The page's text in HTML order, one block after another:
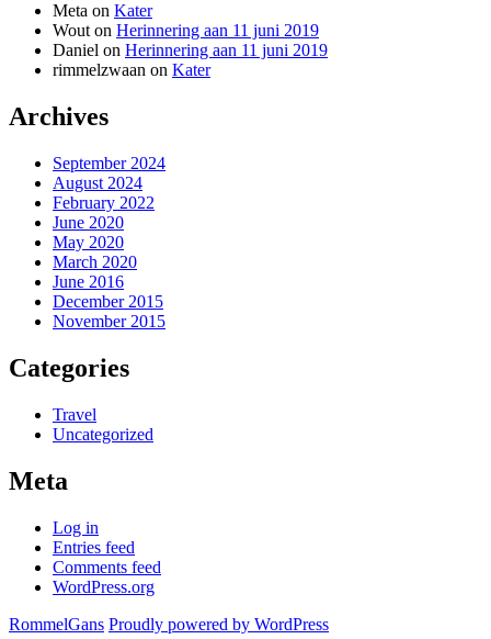
Meta on Kater
Wout on Herinnering aan 11 juni 2019
Daniel on Herinnering aan 11 juni 2019
rimmelzwaan on Kater
Archives
September 2024
August 2024
February 2022
June 2020
May 2020
March 2020
June 2016
December 2015
November 2015
Categories
Travel
Uncategorized
Meta
Log in
Entries feed
Comments feed
WordPress.org
RommelGans Proudly powered by WordPress